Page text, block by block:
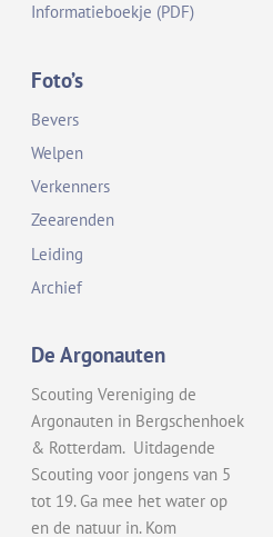
Informatieboekje (PDF)
Foto’s
Bevers
Welpen
Verkenners
Zeearenden
Leiding
Archief
De Argonauten
Scouting Vereniging de
Argonauten in Bergschenhoek
& Rotterdam. Uitdagende
Scouting voor jongens van 5
tot 19. Ga mee het water op
en de natuur in. Kom